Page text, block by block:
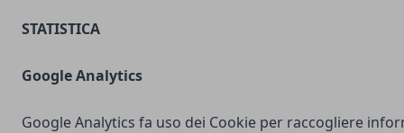
STATISTICA
Google Analytics
Google Analytics fa uso dei Cookie per raccogliere